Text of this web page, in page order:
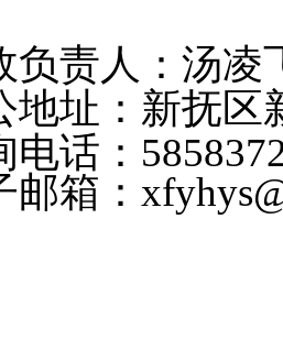
负责人：汤凌
地址：新抚区
电话：
邮箱：